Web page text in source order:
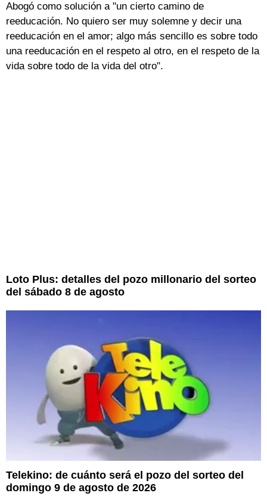
Abogó como solución a "un cierto camino de
reeducación. No quiero ser muy solemne y decir una
reeducación en el amor; algo más sencillo es sobre todo
una reeducación en el respeto al otro, en el respeto de la
vida sobre todo de la vida del otro".
Loto Plus: detalles del pozo millonario del sorteo
del sábado 8 de agosto
Telekino: de cuánto será el pozo del sorteo del
domingo 9 de agosto de 2026